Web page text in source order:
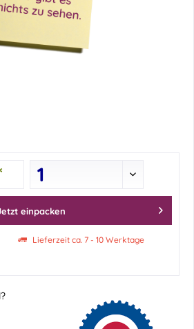
einpacken
Lieferzeit ca. 7 - 10 Werktage